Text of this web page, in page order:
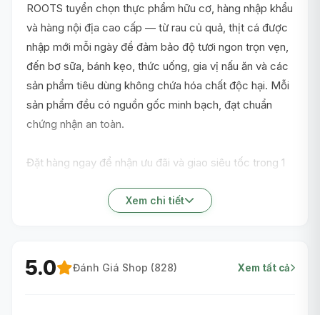
ROOTS tuyển chọn thực phẩm hữu cơ, hàng nhập khẩu
và hàng nội địa cao cấp — từ rau củ quả, thịt cá được
nhập mới mỗi ngày để đảm bảo độ tươi ngon trọn vẹn,
đến bơ sữa, bánh kẹo, thức uống, gia vị nấu ăn và các
sản phẩm tiêu dùng không chứa hóa chất độc hại. Mỗi
sản phẩm đều có nguồn gốc minh bạch, đạt chuẩn
chứng nhận an toàn.
Đặt hàng ngay để nhận ưu đãi và giao siêu tốc trong 1
Xem chi tiết
5.0 Đánh Giá Shop (828) Xem tất cả